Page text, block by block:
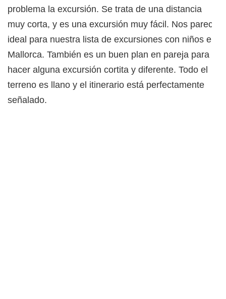
problema la excursión. Se trata de una distancia
muy corta, y es una excursión muy fácil. Nos parece
ideal para nuestra lista de excursiones con niños en
Mallorca. También es un buen plan en pareja para
hacer alguna excursión cortita y diferente. Todo el
terreno es llano y el itinerario está perfectamente
señalado.